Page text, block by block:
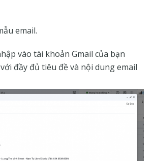
email.
vào tài khoản Gmail của bạn
đầy đủ tiêu đề và nội dung email